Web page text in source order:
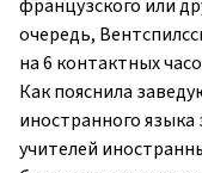
французского или
очередь,
на 6 контактных
Как пояснила
иностранного
учителей